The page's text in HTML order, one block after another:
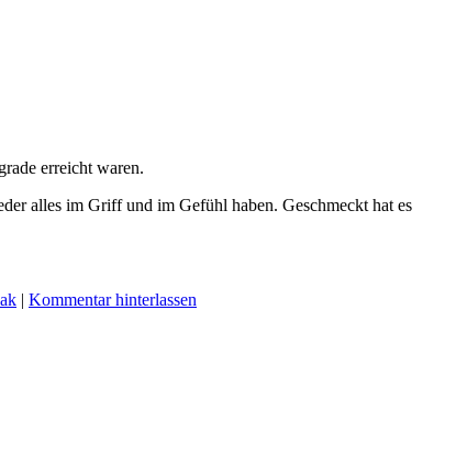
erreicht waren.
alles im Griff und im Gefühl haben. Geschmeckt hat es
Kommentar hinterlassen